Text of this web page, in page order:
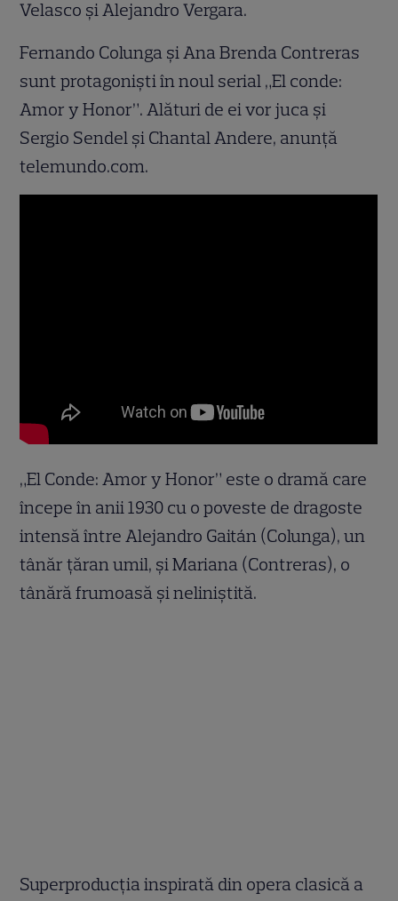
Velasco și Alejandro Vergara.
Fernando Colunga și Ana Brenda Contreras
sunt protagoniști în noul serial „El conde:
Amor y Honor”. Alături de ei vor juca și
Sergio Sendel și Chantal Andere, anunță
telemundo.com.
„El Conde: Amor y Honor” este o dramă care
începe în anii 1930 cu o poveste de dragoste
intensă între Alejandro Gaitán (Colunga), un
tânăr țăran umil, și Mariana (Contreras), o
tânără frumoasă și neliniștită.
Superproducția inspirată din opera clasică a